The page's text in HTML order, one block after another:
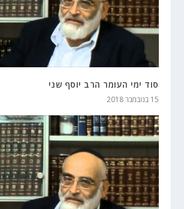
סוד ימי העומר הרב יוסף שני
15 בנובמבר 2018